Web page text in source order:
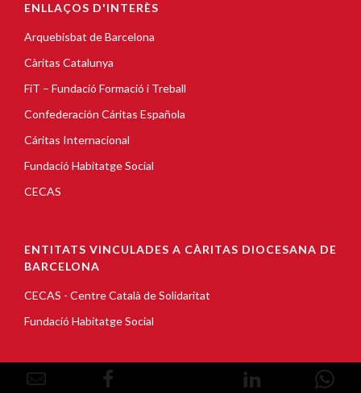
ENLLAÇOS D'INTERÈS
Arquebisbat de Barcelona
Càritas Catalunya
FiT – Fundació Formació i Treball
Confederación Cáritas Española
Cáritas Internacional
Fundació Habitatge Social
CECAS
ENTITATS VINCULADES A CÀRITAS DIOCESANA DE
BARCELONA
CECAS - Centre Català de Solidaritat
Fundació Habitatge Social